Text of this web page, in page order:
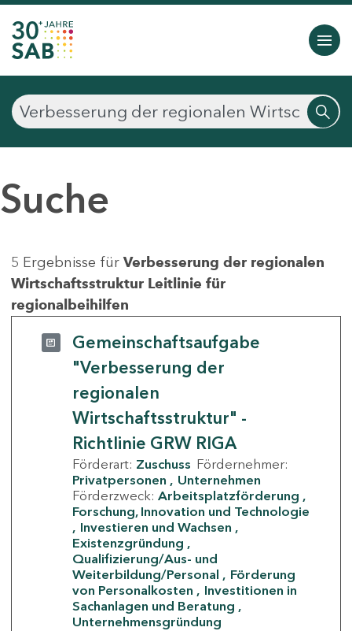
Suche
5 Ergebnisse für Verbesserung der regionalen
Wirtschaftsstruktur Leitlinie für
regionalbeihilfen
Gemeinschaftsaufgabe
"Verbesserung der
regionalen
Wirtschaftsstruktur" -
Richtlinie GRW RIGA
Förderart: Zuschuss Fördernehmer:
Privatpersonen
Unternehmen
Förderzweck: Arbeitsplatzförderung
Forschung, Innovation und Technologie
Investieren und Wachsen
Existenzgründung
Qualifizierung/Aus- und
Weiterbildung/Personal
Förderung
von Personalkosten
Investitionen in
Sachanlagen und Beratung
Unternehmensgründung